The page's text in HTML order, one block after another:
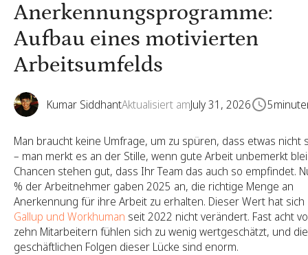
Anerkennungsprogramme:
Aufbau eines motivierten
Arbeitsumfelds
Kumar SiddhantAktualisiert amJuly 31, 2026 5
Man braucht keine Umfrage, um zu spüren, dass etwas nicht
– man merkt es an der Stille, wenn gute Arbeit unbemerkt
Chancen stehen gut, dass Ihr Team das auch so empfindet.
% der Arbeitnehmer gaben 2025 an, die richtige Menge an
Anerkennung für ihre Arbeit zu erhalten. Dieser Wert hat sich
Gallup und Workhuman seit 2022 nicht verändert. Fast acht
zehn Mitarbeitern fühlen sich zu wenig wertgeschätzt, und die
geschäftlichen Folgen dieser Lücke sind enorm.